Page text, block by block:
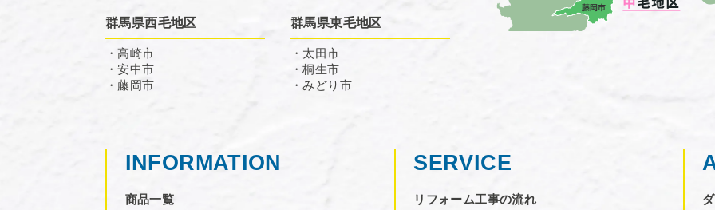
群馬県西毛地区
・高崎市
・安中市
・藤岡市
群馬県東毛地区
・太田市
・桐生市
・みどり市
INFORMATION
商品一覧
SERVICE
リフォーム工事の流れ